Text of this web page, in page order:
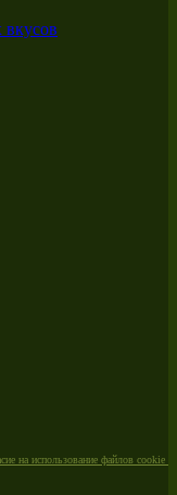
на использование файлов cookie